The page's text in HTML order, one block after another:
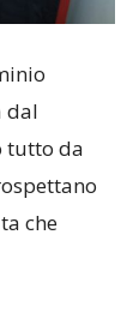
dal
tutto da
che